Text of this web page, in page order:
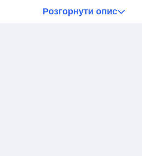
Gromix арматури
Розгорнути опис